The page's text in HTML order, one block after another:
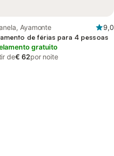
Ayamonte
9,0
de férias para 4 pessoas
gratuito
de€ 62por noite